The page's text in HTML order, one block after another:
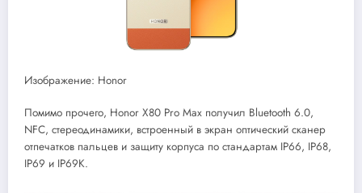
Изображение: Honor
Помимо прочего, Honor X80 Pro Max получил Bluetooth 6.0,
NFC, стереодинамики, встроенный в экран оптический сканер
отпечатков пальцев и защиту корпуса по стандартам IP66, IP68,
IP69 и IP69K.